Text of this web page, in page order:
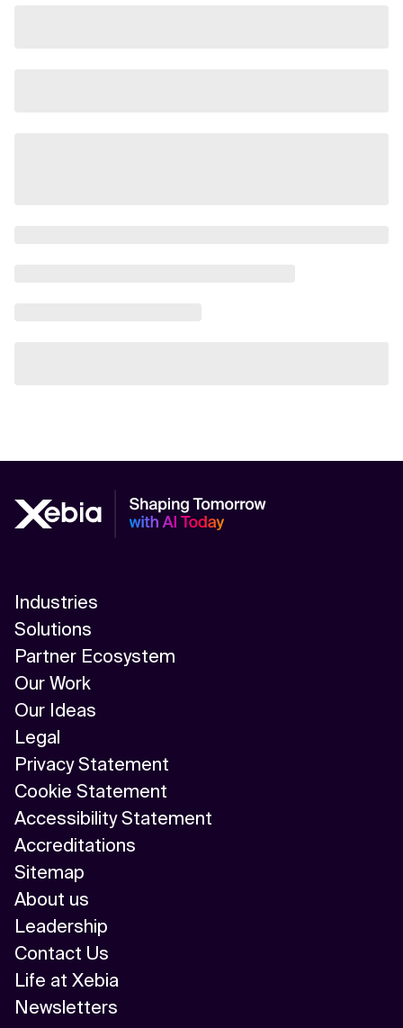
Industries
Solutions
Partner Ecosystem
Our Work
Our Ideas
Legal
Privacy Statement
Cookie Statement
Accessibility Statement
Accreditations
Sitemap
About us
Leadership
Contact Us
Life at Xebia
Newsletters